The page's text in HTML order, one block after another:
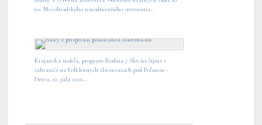
60. Novohradského národnostného stretnutia...
Krajanská nedeľa, program Rodina / Slováci žijúci v
zahraničí na Folklórnych slávnostiach pod Poľanou -
Detva, 12. júla 2026...